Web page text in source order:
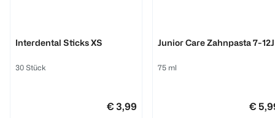
Interdental Sticks XS
30 Stück
€ 3,99
Junior Care Zahnpasta 7-12J
75 ml
€